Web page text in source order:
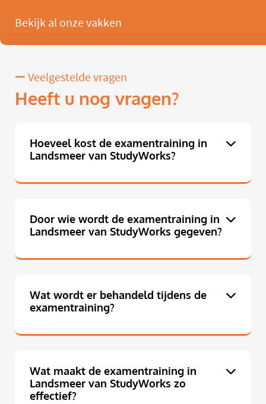
Bekijk al onze vakken
Veelgestelde vragen
Heeft u nog vragen?
Hoeveel kost de examentraining in
Landsmeer van StudyWorks?
Door wie wordt de examentraining in
Landsmeer van StudyWorks gegeven?
Wat wordt er behandeld tijdens de
examentraining?
Wat maakt de examentraining in
Landsmeer van StudyWorks zo
effectief?